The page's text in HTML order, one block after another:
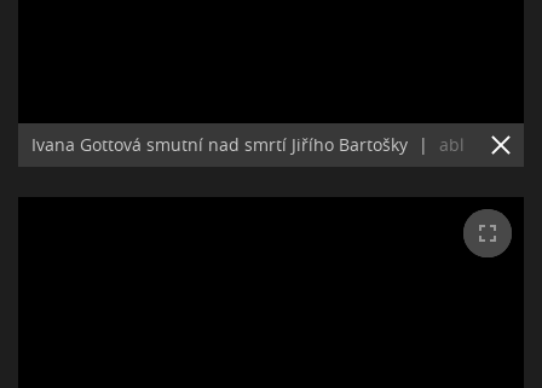
Ivana Gottová smutní nad smrtí Jiřího Bartošky | abl